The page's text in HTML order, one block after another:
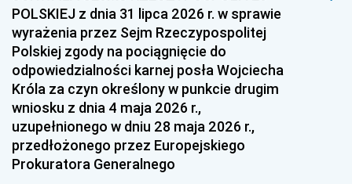
1951 1950 1949
1948 1947
1939 1938 1937
1936 1930
POLSKIEJ z dnia 31 lipca 2026 r. w sprawie
wyrażenia przez Sejm Rzeczypospolitej
Polskiej zgody na pociągnięcie do
odpowiedzialności karnej posła Wojciecha
Króla za czyn określony w punkcie drugim
wniosku z dnia 4 maja 2026 r.,
uzupełnionego w dniu 28 maja 2026 r.,
przedłożonego przez Europejskiego
Prokuratora Generalnego